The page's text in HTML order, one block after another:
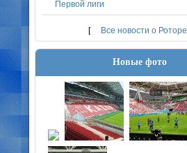
Первой лиги
[ Все новости о Роторе
Новые фото